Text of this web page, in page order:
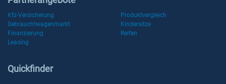
Kfz-Versicherung
Produktvergleich
Gebrauchtwagenmarkt
Kindersitze
Finanzierung
Reifen
Leasing
Quickfinder